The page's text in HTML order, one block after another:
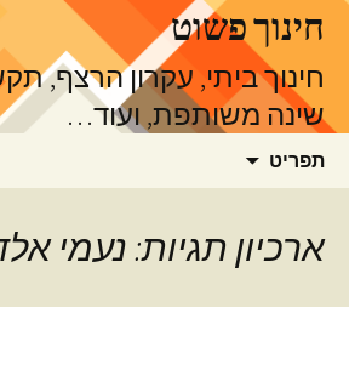
לדלג
לתוכןחינוך פשוט
חינוך ביתי, עקרון הרצף,
שינה משותפת, ועוד…
תפריט
ארכיון תגיות: נעמי